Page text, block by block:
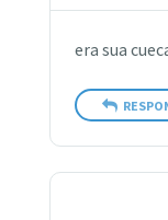
era sua